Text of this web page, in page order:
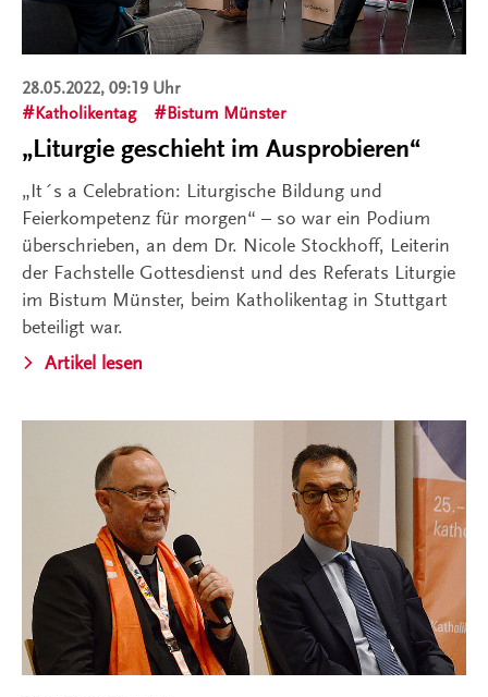
28.05.2022, 09:19 Uhr
Katholikentag
Bistum Münster
„Liturgie geschieht im Ausprobieren“
„It´s a Celebration: Liturgische Bildung und
Feierkompetenz für morgen“ – so war ein Podium
überschrieben, an dem Dr. Nicole Stockhoff, Leiterin
der Fachstelle Gottesdienst und des Referats Liturgie
im Bistum Münster, beim Katholikentag in Stuttgart
beteiligt war.
Artikel lesen